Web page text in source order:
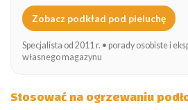
Zobacz podkład pod pieluchę
Specjalista od 2011 r. • porady osobiste i
własnego magazynu
Stosować na ogrzewaniu